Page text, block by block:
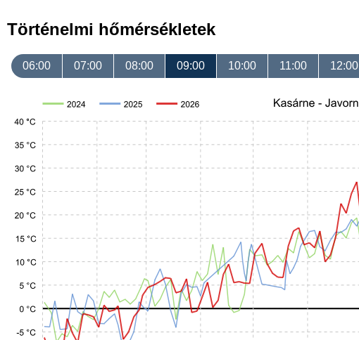
Történelmi hőmérsékletek
06:00 07:00 08:00 09:00 10:00 11:00 12:00